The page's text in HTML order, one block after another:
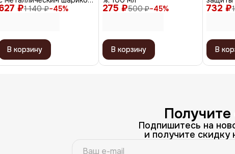
₽1 140 ₽−45%
250 мл
В корзину
275 ₽500 ₽−45%
В корзину
732 ₽
время
В
Подпишитесь на
и получите скидку